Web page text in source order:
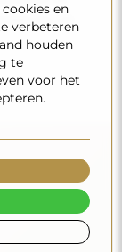
specifieke
pH
– zo bewaart
jaren.
en
verbeteren
houden
te
voor het